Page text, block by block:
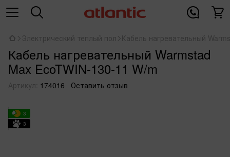
Электрический теплый пол Кабель нагревательный
Кабель нагревательный Warmstad
Max EcoTWIN-130-11 W/m
Артикул: 174016 Оставить отзыв
3
3